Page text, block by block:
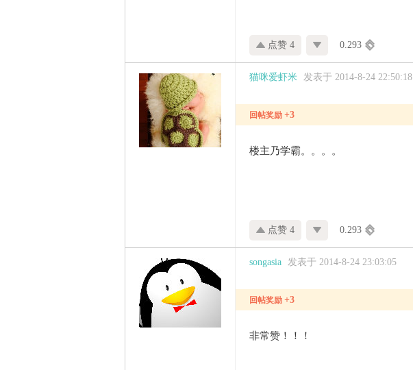
点赞 4 0.293
猫咪爱虾米 发表于 2014-8-24 22:50:18
回帖奖励 +3
楼主乃学霸。。。。
点赞 4 0.293
songasia 发表于 2014-8-24 23:03:05
回帖奖励 +3
非常赞！！！